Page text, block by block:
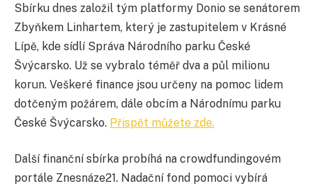
Sbírku dnes založil tým platformy Donio se senátorem
Zbyňkem Linhartem, který je zastupitelem v Krásné
Lípě, kde sídlí Správa Národního parku České
Švýcarsko. Už se vybralo téměř dva a půl milionu
korun. Veškeré finance jsou určeny na pomoc lidem
dotčeným požárem, dále obcím a Národnímu parku
České Švýcarsko. Přispět můžete zde.
Další finanční sbírka probíhá na crowdfundingovém
portále Znesnáze21. Nadační fond pomoci vybírá